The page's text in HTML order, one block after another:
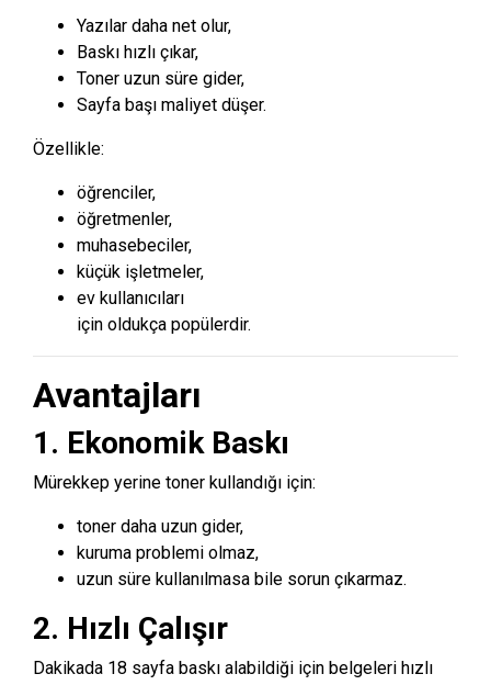
Yazılar daha net olur,
Baskı hızlı çıkar,
Toner uzun süre gider,
Sayfa başı maliyet düşer.
Özellikle:
öğrenciler,
öğretmenler,
muhasebeciler,
küçük işletmeler,
ev kullanıcıları
için oldukça popülerdir.
Avantajları
1. Ekonomik Baskı
Mürekkep yerine toner kullandığı için:
toner daha uzun gider,
kuruma problemi olmaz,
uzun süre kullanılmasa bile sorun çıkarmaz.
2. Hızlı Çalışır
Dakikada 18 sayfa baskı alabildiği için belgeleri hızlı